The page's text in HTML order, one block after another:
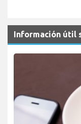
Información útil